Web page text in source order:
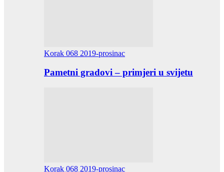
Korak 068 2019-prosinac
Pametni gradovi – primjeri u svijetu
Korak 068 2019-prosinac